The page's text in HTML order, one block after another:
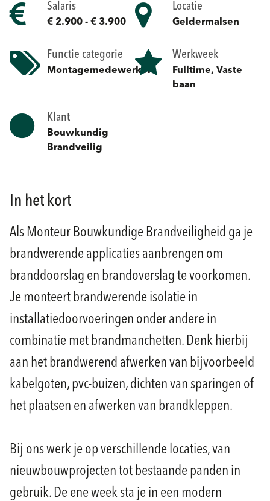
Salaris
€ 2.900 - € 3.900
Locatie
Geldermalsen
Functie categorie
Montagemedewerker
Werkweek
Fulltime, Vaste
baan
Klant
Bouwkundig
Brandveilig
In het kort
Als Monteur Bouwkundige Brandveiligheid ga je
brandwerende applicaties aanbrengen om
branddoorslag en brandoverslag te voorkomen.
Je monteert brandwerende isolatie in
installatiedoorvoeringen onder andere in
combinatie met brandmanchetten. Denk hierbij
aan het brandwerend afwerken van bijvoorbeeld
kabelgoten, pvc-buizen, dichten van sparingen of
het plaatsen en afwerken van brandkleppen.
Bij ons werk je op verschillende locaties, van
nieuwbouwprojecten tot bestaande panden in
gebruik. De ene week sta je in een modern